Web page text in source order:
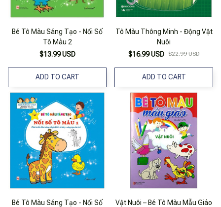
Bé Tô Màu Sáng Tạo - Nối Số
Tô Màu 2
$13.99 USD
ADD TO CART
Tô Màu Thông Minh - Động Vật
Nuôi
$16.99 USD $22.99 USD
ADD TO CART
Bé Tô Màu Sáng Tạo - Nối Số
Vật Nuôi – Bé Tô Màu Mẫu Giáo